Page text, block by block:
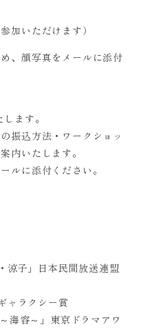
加いただけます）
、顔写真をメールに添付
ます。
振込方法・ワークショッ
内いたします。
ルに添付ください。
涼子」日本民間放送連盟
ャラクシー賞
海容～」東京ドラマアワ